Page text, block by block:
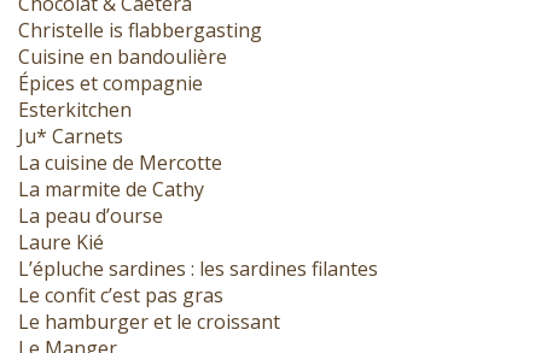
Christelle is flabbergasting
Cuisine en bandoulière
Épices et compagnie
Esterkitchen
Ju* Carnets
La cuisine de Mercotte
La marmite de Cathy
La peau d’ourse
Laure Kié
L’épluche sardines : les sardines filantes
Le confit c’est pas gras
Le hamburger et le croissant